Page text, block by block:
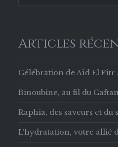
Articles
Célébration de Aïd El Fitr
Binoubine, au fil du Caftan
Raphia, des saveurs et du
L’hydratation, votre allié